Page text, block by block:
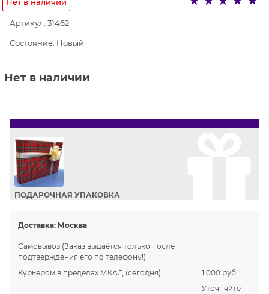
Нет в наличии
Артикул: 31462
Состояние: Новый
Нет в наличии
ПОДАРОЧНАЯ УПАКОВКА
Доставка: Москва
Самовывоз (Заказ выдаётся только после
подтверждения его по телефону!)
Курьером в пределах МКАД (сегодня) 1 000 руб.
Уточняйте